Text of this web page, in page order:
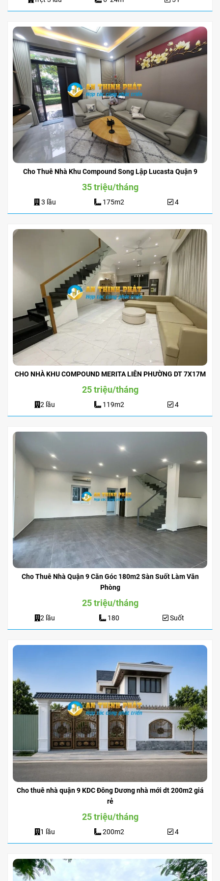
Cho Thuê Nhà Khu Compound Song Lập Lucasta Quận 9
35 triệu/tháng
3 lầu 175m2 4
CHO NHÀ KHU COMPOUND MERITA LIÊN PHƯỜNG DT 7X17M
25 triệu/tháng
2 lầu 119m2 4
Cho Thuê Nhà Quận 9 Căn Góc 180m2 Sàn Suốt Làm Văn
Phòng
25 triệu/tháng
2 lầu 180 Suốt
Cho thuê nhà quận 9 KDC Đông Dương nhà mới dt 200m2 giá
rẻ
25 triệu/tháng
1 lầu 200m2 4